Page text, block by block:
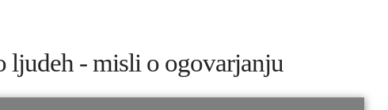
ljudeh - misli o ogovarjanju